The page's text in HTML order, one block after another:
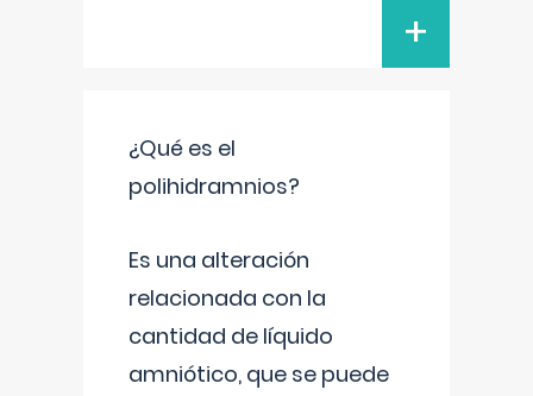
+
¿Qué es el
polihidramnios?
Es una alteración
relacionada con la
cantidad de líquido
amniótico, que se puede